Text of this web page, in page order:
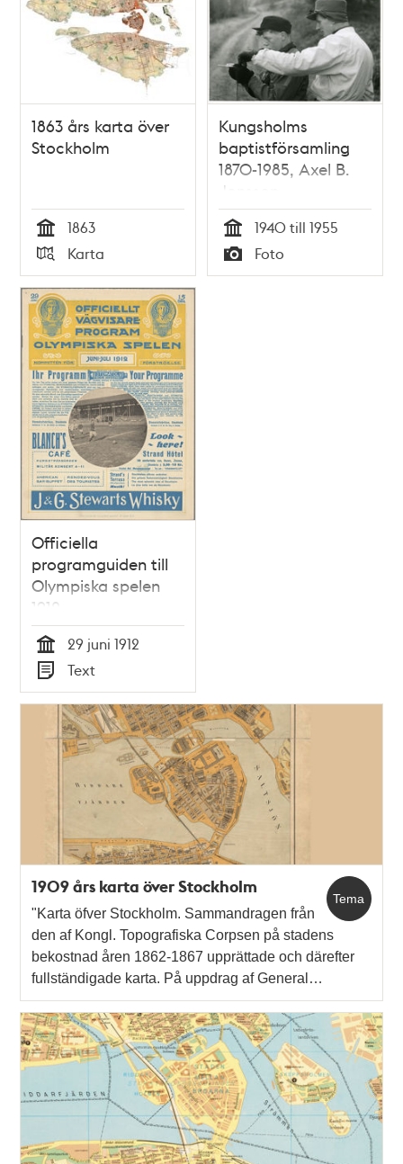
1863 års karta över
Stockholm
Tid
1863
Typ
Karta
Kungsholms
baptistförsamling
1870-1985, Axel B.
Jonsson
Tid
1940 till 1955
Typ
Foto
Officiella
programguiden till
Olympiska spelen
1912
Tid
29 juni 1912
Typ
Text
Tema
1909 års karta över Stockholm
"Karta öfver Stockholm. Sammandragen från
den af Kongl. Topografiska Corpsen på stadens
bekostnad åren 1862-1867 upprättade och därefter
fullständigade karta. På uppdrag af General…